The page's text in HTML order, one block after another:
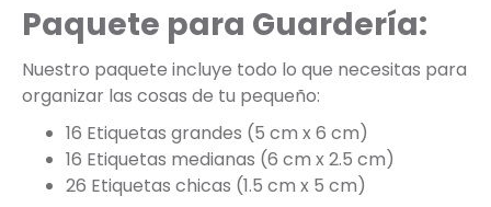
Paquete para Guardería:
Nuestro paquete incluye todo lo que necesitas para
organizar las cosas de tu pequeño:
16 Etiquetas grandes (5 cm x 6 cm)
16 Etiquetas medianas (6 cm x 2.5 cm)
26 Etiquetas chicas (1.5 cm x 5 cm)